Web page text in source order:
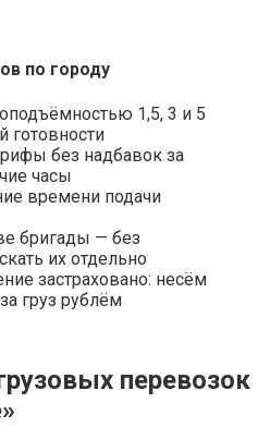
по городу
1,5, 3 и 5
готовности
без надбавок за
часы
времени подачи
бригады — без
их отдельно
застраховано: несём
груз рублём
перевозок